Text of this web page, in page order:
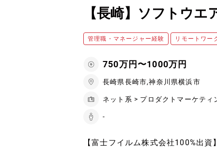
【長崎】ソフトウ
管理職・マネージャー経験 リモートワー
750万円〜1000万円
長崎県長崎市,神奈川県横浜市
ネット系 > プロダクトマーケティ
-
【富士フイルム株式会社100%出